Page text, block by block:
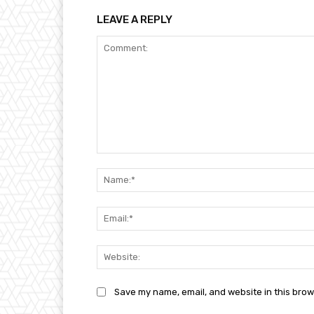
LEAVE A REPLY
Save my name, email, and website in this